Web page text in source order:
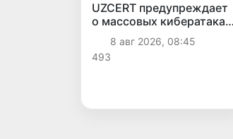
UZCERT предупреждает
о массовых кибератаках
на госорганизации и
коммерческие
структуры Узбекистана
8 авг 2026, 08:45
493